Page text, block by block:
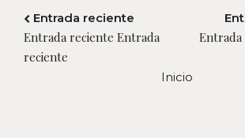
Entrada reciente
Entrada reciente Entrada
reciente
Entrada
Inicio